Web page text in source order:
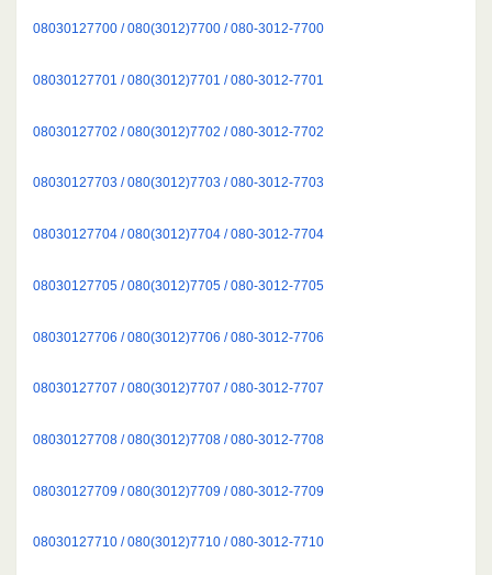
08030127700 / 080(3012)7700 / 080-3012-7700
08030127701 / 080(3012)7701 / 080-3012-7701
08030127702 / 080(3012)7702 / 080-3012-7702
08030127703 / 080(3012)7703 / 080-3012-7703
08030127704 / 080(3012)7704 / 080-3012-7704
08030127705 / 080(3012)7705 / 080-3012-7705
08030127706 / 080(3012)7706 / 080-3012-7706
08030127707 / 080(3012)7707 / 080-3012-7707
08030127708 / 080(3012)7708 / 080-3012-7708
08030127709 / 080(3012)7709 / 080-3012-7709
08030127710 / 080(3012)7710 / 080-3012-7710